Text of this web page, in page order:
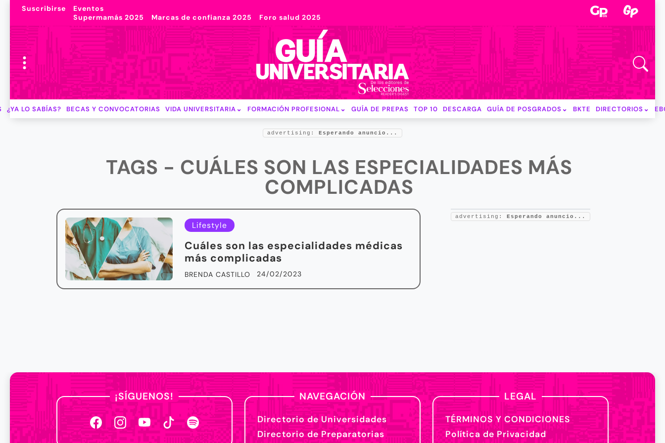
Suscribirse
Eventos
Supermamás 2025
Marcas de confianza 2025 Foro salud 2025
¿YA LO SABÍAS? BECAS Y CONVOCATORIAS VIDA UNIVERSITARIA FORMACIÓN PROFESIONAL GUÍA DE PREPAS TOP 10 DESCARGA GUÍA DE POSGRADOS BKTE DIRECTORIOS
advertising: Esperando anuncio...
TAGS - CUÁLES SON LAS ESPECIALIDADES MÁS
COMPLICADAS
Lifestyle
Cuáles son las especialidades médicas
más complicadas
BRENDA CASTILLO 24/02/2023
advertising: Esperando anuncio...
¡SÍGUENOS! NAVEGACIÓN
Directorio de Universidades
Directorio de Preparatorias
LEGAL
TÉRMINOS Y CONDICIONES
Política de Privacidad